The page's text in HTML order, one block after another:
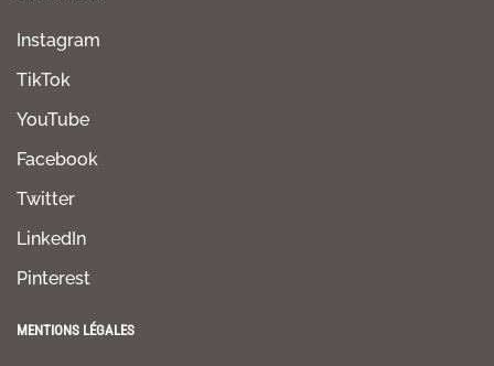
Instagram
TikTok
YouTube
Facebook
Twitter
LinkedIn
Pinterest
MENTIONS LÉGALES